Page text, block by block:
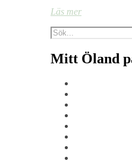
Läs mer
Mitt Öland